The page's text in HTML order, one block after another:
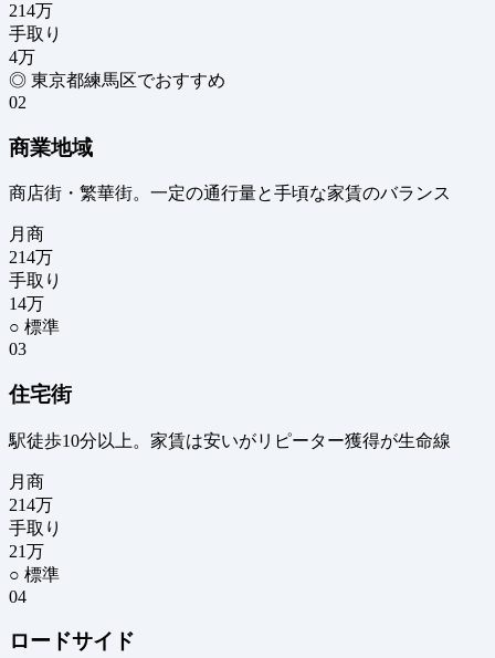
214万
手取り
4万
◎ 東京都練馬区でおすすめ
02
商業地域
商店街・繁華街。一定の通行量と手頃な家賃のバランス
月商
214万
手取り
14万
○ 標準
03
住宅街
駅徒歩10分以上。家賃は安いがリピーター獲得が生命線
月商
214万
手取り
21万
○ 標準
04
ロードサイド